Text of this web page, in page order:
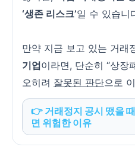
‘생존 리스크’일 수 있습니
만약 지금 보고 있는 거래
기업이라면, 단순히 “상장
오히려 잘못된 판단으로
👉 거래정지 공시 떴을
면 위험한 이유